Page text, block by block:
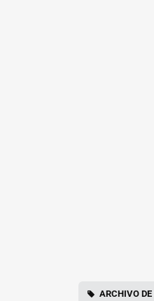
ARCHIVO